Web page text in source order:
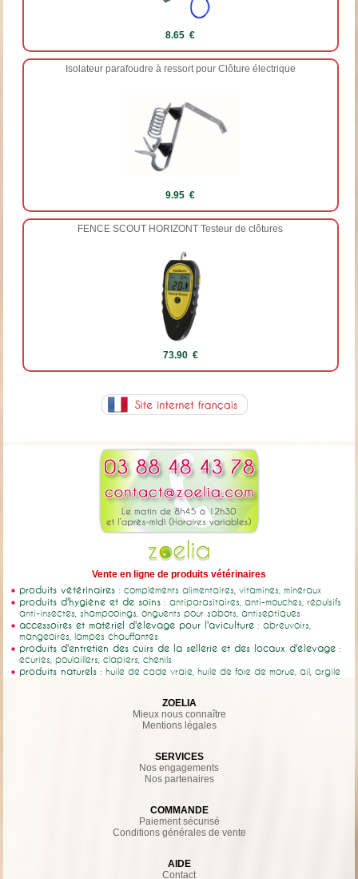
8.65 €
Isolateur parafoudre à ressort pour Clôture électrique
9.95 €
FENCE SCOUT HORIZONT Testeur de clôtures
73.90 €
Vente en ligne de produits vétérinaires
produits vétérinaires : compléments alimentaires, vitamines, minéraux
produits d'hygiène et de soins : antiparasitaires, anti-mouches, répulsifs
anti-insectes, shampooings, onguents pour sabots, antiseptiques
accessoires et matériel d'élevage pour l'aviculture : abreuvoirs,
mangeoires, lampes chauffantes
produits d'entretien des cuirs de la sellerie et des locaux d'élevage :
écuries, poulaillers, clapiers, chenils
produits naturels : huile de cade vraie, huile de foie de morue, ail, argile
ZOELIA
Mieux nous connaître
Mentions légales
SERVICES
Nos engagements
Nos partenaires
COMMANDE
Paiement sécurisé
Conditions générales de vente
AIDE
Contact